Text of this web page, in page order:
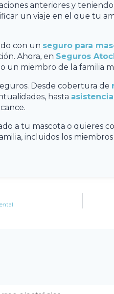
anteriores y
un viaje en el que tu
con un seguro para
Ahora, en Seguros
un miembro de la familia
Desde cobertura de
hasta
a tu mascota o quieres
incluidos los